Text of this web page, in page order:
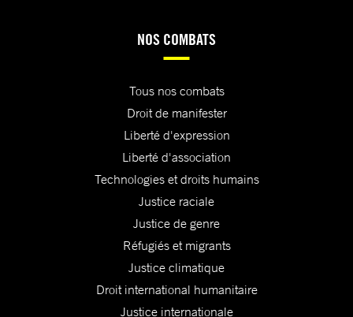
NOS COMBATS
Tous nos combats
Droit de manifester
Liberté d'expression
Liberté d'association
Technologies et droits humains
Justice raciale
Justice de genre
Réfugiés et migrants
Justice climatique
Droit international humanitaire
Justice internationale